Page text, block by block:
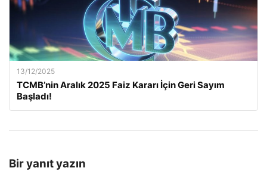
13/12/2025
TCMB’nin Aralık 2025 Faiz Kararı İçin Geri Sayım
Başladı!
Bir yanıt yazın